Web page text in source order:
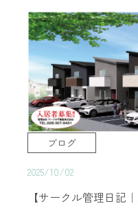
ブログ
2025/10/02